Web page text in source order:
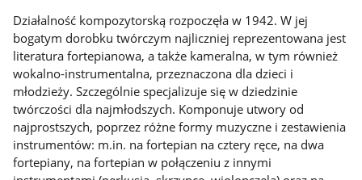
Działalność kompozytorską rozpoczęła w 1942. W jej
bogatym dorobku twórczym najliczniej reprezentowana jest
literatura fortepianowa, a także kameralna, w tym również
wokalno-instrumentalna, przeznaczona dla dzieci i
młodzieży. Szczególnie specjalizuje się w dziedzinie
twórczości dla najmłodszych. Komponuje utwory od
najprostszych, poprzez różne formy muzyczne i zestawienia
instrumentów: m.in. na fortepian na cztery ręce, na dwa
fortepiany, na fortepian w połączeniu z innymi